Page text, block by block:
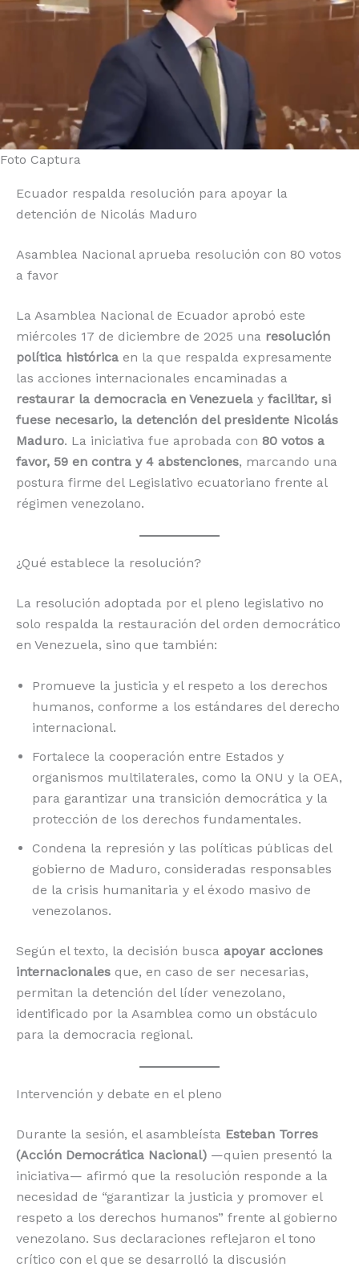
o
p
k r
Foto Captura
Ecuador respalda resolución para apoyar la
detención de Nicolás Maduro
Asamblea Nacional aprueba resolución con 80 votos
a favor
La Asamblea Nacional de Ecuador aprobó este
miércoles 17 de diciembre de 2025 una resolución
política histórica en la que respalda expresamente
las acciones internacionales encaminadas a
restaurar la democracia en Venezuela y facilitar, si
fuese necesario, la detención del presidente Nicolás
Maduro. La iniciativa fue aprobada con 80 votos a
favor, 59 en contra y 4 abstenciones, marcando una
postura firme del Legislativo ecuatoriano frente al
régimen venezolano.
¿Qué establece la resolución?
La resolución adoptada por el pleno legislativo no
solo respalda la restauración del orden democrático
en Venezuela, sino que también:
Promueve la justicia y el respeto a los derechos
humanos, conforme a los estándares del derecho
internacional.
Fortalece la cooperación entre Estados y
organismos multilaterales, como la ONU y la OEA,
para garantizar una transición democrática y la
protección de los derechos fundamentales.
Condena la represión y las políticas públicas del
gobierno de Maduro, consideradas responsables
de la crisis humanitaria y el éxodo masivo de
venezolanos.
Según el texto, la decisión busca apoyar acciones
internacionales que, en caso de ser necesarias,
permitan la detención del líder venezolano,
identificado por la Asamblea como un obstáculo
para la democracia regional.
Intervención y debate en el pleno
Durante la sesión, el asambleísta Esteban Torres
(Acción Democrática Nacional) —quien presentó la
iniciativa— afirmó que la resolución responde a la
necesidad de “garantizar la justicia y promover el
respeto a los derechos humanos” frente al gobierno
venezolano. Sus declaraciones reflejaron el tono
crítico con el que se desarrolló la discusión